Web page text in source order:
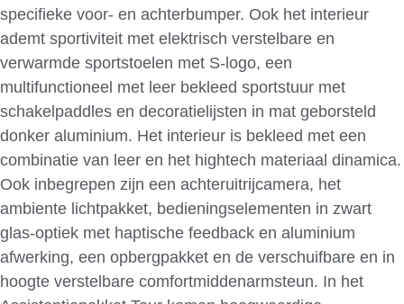
specifieke voor- en achterbumper. Ook het interieur
ademt sportiviteit met elektrisch verstelbare en
verwarmde sportstoelen met S-logo, een
multifunctioneel met leer bekleed sportstuur met
schakelpaddles en decoratielijsten in mat geborsteld
donker aluminium. Het interieur is bekleed met een
combinatie van leer en het hightech materiaal dinamica.
Ook inbegrepen zijn een achteruitrijcamera, het
ambiente lichtpakket, bedieningselementen in zwart
glas-optiek met haptische feedback en aluminium
afwerking, een opbergpakket en de verschuifbare en in
hoogte verstelbare comfortmiddenarmsteun. In het